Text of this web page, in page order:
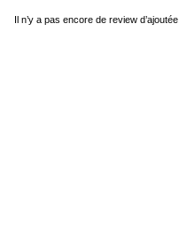
Il n’y a pas encore de review d’ajoutée.